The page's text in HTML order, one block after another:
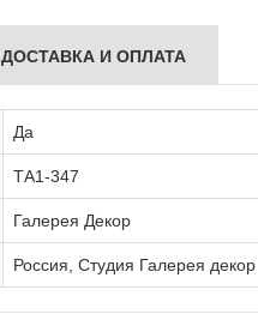
ДОСТАВКА И ОПЛАТА
Да
ТА1-347
Галерея Декор
Россия, Студия Галерея декор